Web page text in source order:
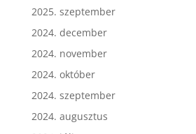
2025. szeptember
2024. december
2024. november
2024. október
2024. szeptember
2024. augusztus